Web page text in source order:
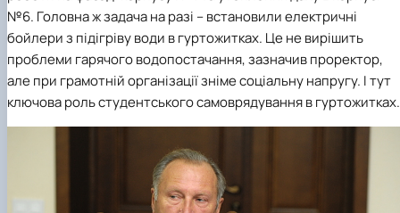
№6. Головна ж задача на разі – встановили електричні
бойлери з підігріву води в гуртожитках. Це не вирішить
проблеми гарячого водопостачання, зазначив проректор,
але при грамотній організації зніме соціальну напругу. І тут
ключова роль студентського самоврядування в гуртожитках.